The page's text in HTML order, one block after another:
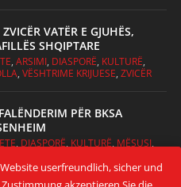
VATËR E GJUHËS,
SHQIPTARE
, ARSIMI, DIASPORË, KULTURË,
, VËSHTRIME KRIJUESE, ZVICËR
PËR BKSA
, DIASPORË, KULTURË, MËSUSI,
userfreundlich, sicher und